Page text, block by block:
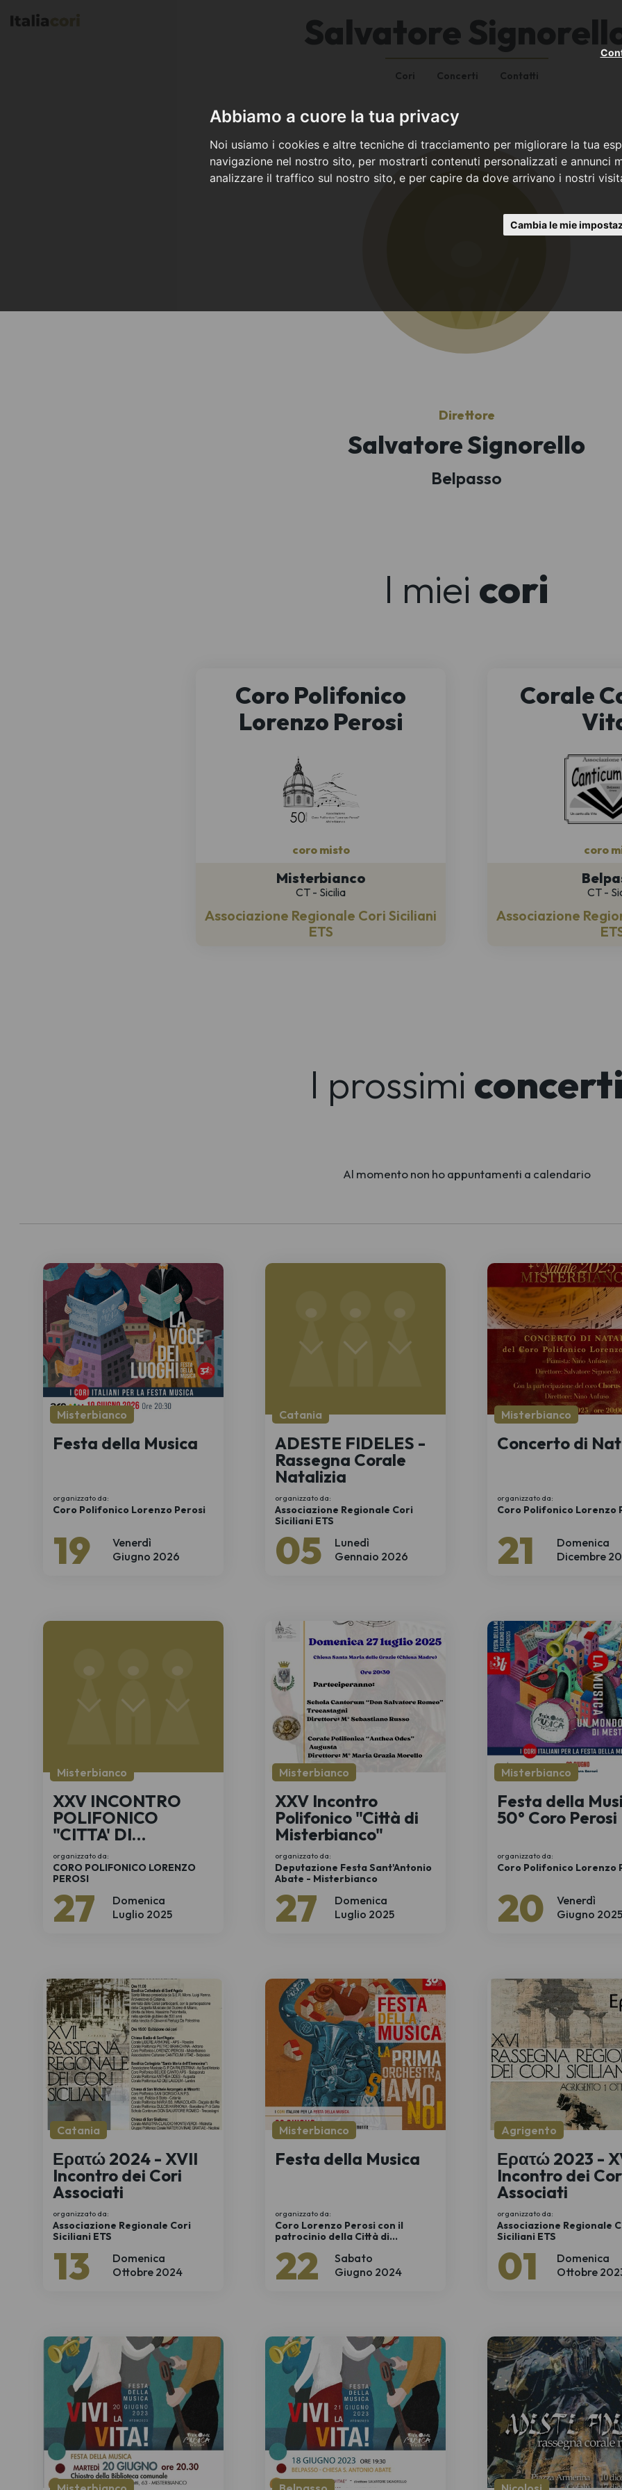
Abbiamo a cuore la tua privacy
Noi usiamo i cookies e altre tecniche di tracciamento per migliorare la tua
navigazione nel nostro sito, per mostrarti contenuti personalizzati e annunci
analizzare il traffico sul nostro sito, e per capire da dove arrivano i nostri
Cambia le mie
Salvatore
Cori Concerti Contatti
Direttore
Salvatore Signorello
Belpasso
I miei cori
Coro Polifonico
Lorenzo Perosi
coro misto
Misterbianco
CT - Sicilia
Associazione Regionale Cori Siciliani
ETS
Corale
coro
CT -
Associazione
I prossimi
Al momento non ho appuntamenti a calendario
Venerdì
19 Giugno 2026
Misterbianco
Festa della Musica
organizzato da:
Coro Polifonico Lorenzo Perosi
Lunedì
05 Gennaio 2026
Catania
ADESTE FIDELES -
Rassegna Corale
Natalizia
organizzato da:
Associazione Regionale Cori
Siciliani ETS
Domenica
21 Dicembre
Misterbianco
Concerto di
organizzato da:
Coro Polifonico Lorenzo
Domenica
27 Luglio 2025
Misterbianco
XXV INCONTRO
POLIFONICO
"CITTA' DI
MISTERBIANCO"
organizzato da:
CORO POLIFONICO LORENZO
PEROSI
Domenica
27 Luglio 2025
Misterbianco
XXV Incontro
Polifonico "Città di
Misterbianco"
organizzato da:
Deputazione Festa Sant'Antonio
Abate - Misterbianco
Venerdì
20 Giugno 2025
Misterbianco
Festa della
50° Coro Perosi
organizzato da:
Coro Polifonico Lorenzo
Domenica
13 Ottobre 2024
Catania
Ερατώ 2024 - XVII
Incontro dei Cori
Associati
organizzato da:
Associazione Regionale Cori
Siciliani ETS
Sabato
22 Giugno 2024
Misterbianco
Festa della Musica
organizzato da:
Coro Lorenzo Perosi con il
patrocinio della Città di
Domenica
01 Ottobre
Agrigento
Ερατώ 2023 -
Incontro dei
Associati
organizzato da:
Associazione Regionale
Siciliani ETS